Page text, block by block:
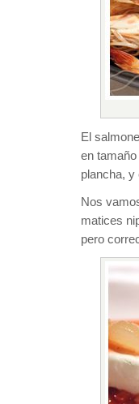
El
en
plancha, y
Nos
matices
pero